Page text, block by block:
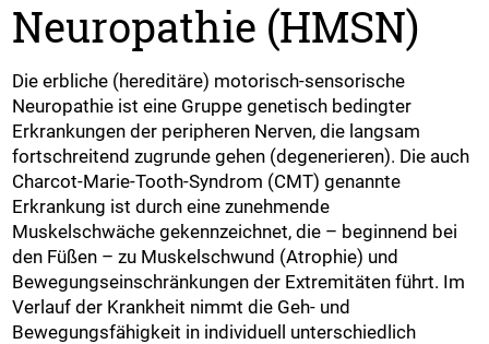
Neuropathie (HMSN)
Die erbliche (hereditäre) motorisch-sensorische
Neuropathie ist eine Gruppe genetisch bedingter
Erkrankungen der peripheren Nerven, die langsam
fortschreitend zugrunde gehen (degenerieren). Die auch
Charcot-Marie-Tooth-Syndrom (CMT) genannte
Erkrankung ist durch eine zunehmende
Muskelschwäche gekennzeichnet, die – beginnend bei
den Füßen – zu Muskelschwund (Atrophie) und
Bewegungseinschränkungen der Extremitäten führt. Im
Verlauf der Krankheit nimmt die Geh- und
Bewegungsfähigkeit in individuell unterschiedlich